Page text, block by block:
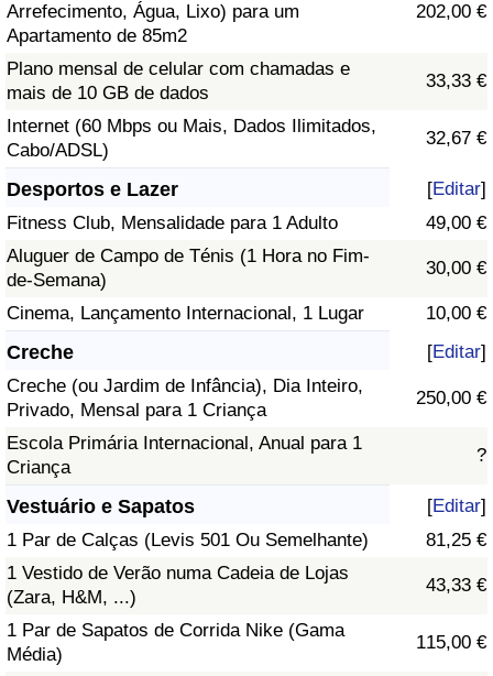
Arrefecimento, Água, Lixo) para um
Apartamento de 85m2
202,00 €
Plano mensal de celular com chamadas e
mais de 10 GB de dados
33,33 €
Internet (60 Mbps ou Mais, Dados Ilimitados,
Cabo/ADSL)
32,67 €
Desportos e Lazer [Editar]
Fitness Club, Mensalidade para 1 Adulto
49,00 €
Aluguer de Campo de Ténis (1 Hora no Fim-
de-Semana)
30,00 €
Cinema, Lançamento Internacional, 1 Lugar 10,00 €
Creche [Editar]
Creche (ou Jardim de Infância), Dia Inteiro,
Privado, Mensal para 1 Criança
250,00 €
Escola Primária Internacional, Anual para 1
Criança
?
Vestuário e Sapatos [Editar]
1 Par de Calças (Levis 501 Ou Semelhante)
81,25 €
1 Vestido de Verão numa Cadeia de Lojas
(Zara, H&M, ...)
43,33 €
1 Par de Sapatos de Corrida Nike (Gama
Média)
115,00 €